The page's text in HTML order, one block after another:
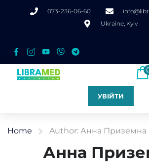
073-236-06-60
Ukraine, Kyiv
УВІЙТИ
Home Author: Анна Приземна
Анна